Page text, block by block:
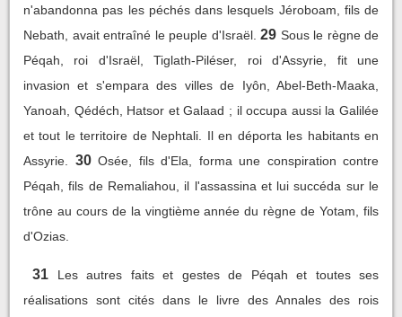
n'abandonna pas les péchés dans lesquels Jéroboam, fils de
Nebath, avait entraîné le peuple d'Israël. 29 Sous le règne de
Péqah, roi d'Israël, Tiglath-Piléser, roi d'Assyrie, fit une
invasion et s'empara des villes de Iyôn, Abel-Beth-Maaka,
Yanoah, Qédéch, Hatsor et Galaad ; il occupa aussi la Galilée
et tout le territoire de Nephtali. Il en déporta les habitants en
Assyrie.
30 Osée, fils d'Ela, forma une conspiration contre
Péqah, fils de Remaliahou, il l'assassina et lui succéda sur le
trône au cours de la vingtième année du règne de Yotam, fils
d'Ozias.
31
Les autres faits et gestes de Péqah et toutes ses
réalisations sont cités dans le livre des Annales des rois